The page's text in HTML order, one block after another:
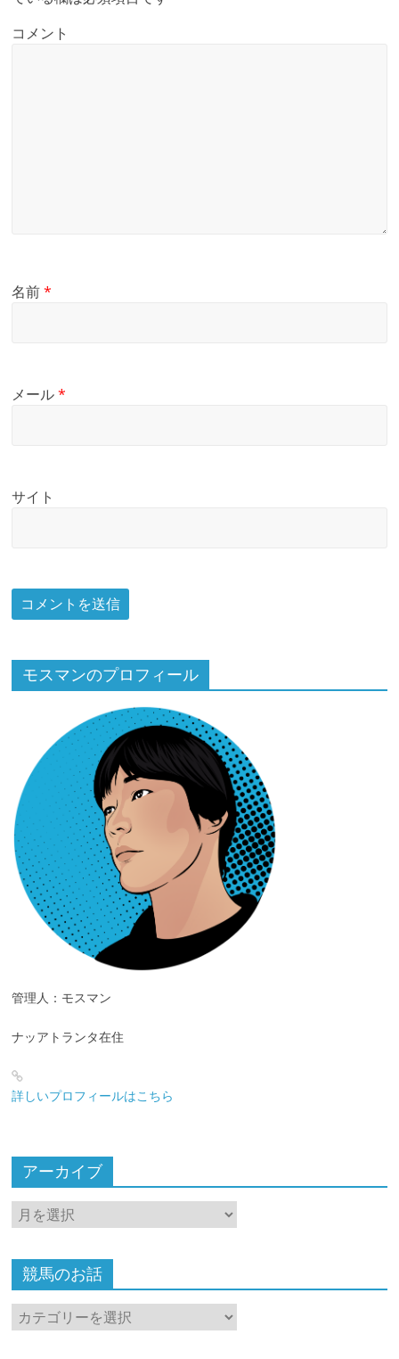
コメント
名前*
メール*
サイト
モスマンのプロフィール
管理人：モスマン
ナッアトランタ在住
詳しいプロフィールはこちら
アーカイブ
ア
ー
イ
ブ
競馬のお話
競
馬